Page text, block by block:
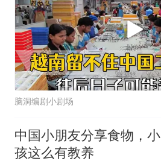
脑洞编剧小剧场
中国小朋友分享食物，小
孩这么有教养